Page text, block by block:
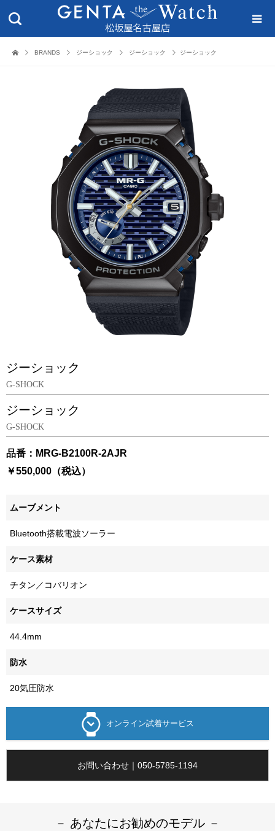
BRANDS ジーショック ジーショック ジーショック
ジーショック
G-SHOCK
ジーショック
G-SHOCK
品番：MRG-B2100R-2AJR
￥550,000（税込）
ムーブメント
Bluetooth搭載電波ソーラー
ケース素材
チタン／コバリオン
ケースサイズ
44.4mm
防水
20気圧防水
オンライン試着サービス
お問い合わせ｜050-5785-1194
－ あなたにお勧めのモデル －